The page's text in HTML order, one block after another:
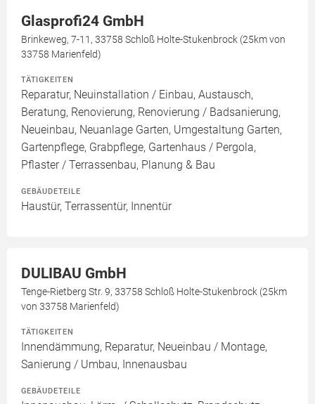
Glasprofi24 GmbH
Brinkeweg, 7-11, 33758 Schloß Holte-Stukenbrock (25km von
33758 Marienfeld)
TÄTIGKEITEN
Reparatur, Neuinstallation / Einbau, Austausch,
Beratung, Renovierung, Renovierung / Badsanierung,
Neueinbau, Neuanlage Garten, Umgestaltung Garten,
Gartenpflege, Grabpflege, Gartenhaus / Pergola,
Pflaster / Terrassenbau, Planung & Bau
GEBÄUDETEILE
Haustür, Terrassentür, Innentür
DULIBAU GmbH
Tenge-Rietberg Str. 9, 33758 Schloß Holte-Stukenbrock (25km
von 33758 Marienfeld)
TÄTIGKEITEN
Innendämmung, Reparatur, Neueinbau / Montage,
Sanierung / Umbau, Innenausbau
GEBÄUDETEILE